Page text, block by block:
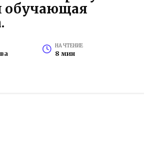
обучающая
НА ЧТЕНИЕ
8 мин